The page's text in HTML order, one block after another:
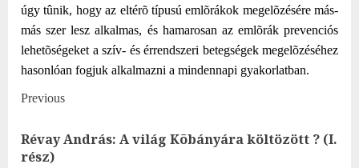
úgy tûnik, hogy az eltérõ típusú emlõrákok megelõzésére más-
más szer lesz alkalmas, és hamarosan az emlõrák prevenciós
lehetõségeket a szív- és érrendszeri betegségek megelõzéséhez
hasonlóan fogjuk alkalmazni a mindennapi gyakorlatban.
Post
navigation
Previous
Révay András: A világ Kõbányára költözött ? (I.
rész)